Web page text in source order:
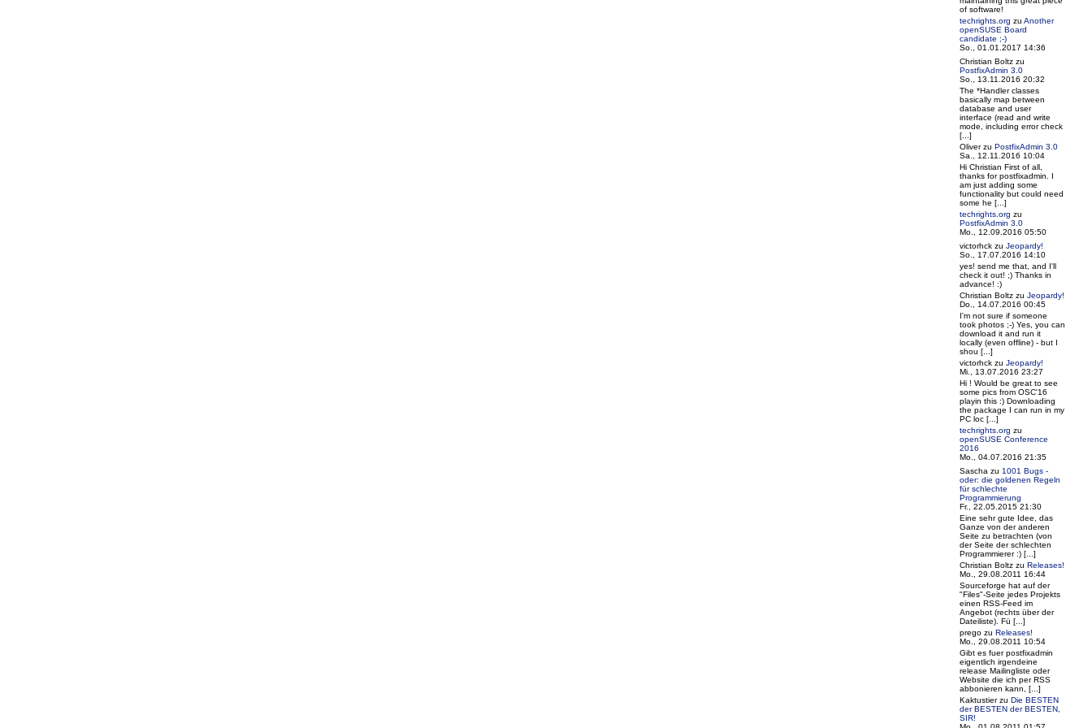
of software!
techrights.org zu Another
openSUSE Board
candidate ;-)
So., 01.01.2017 14:36
Christian Boltz zu
PostfixAdmin 3.0
So., 13.11.2016 20:32
The *Handler classes
basically map between
database and user
interface (read and write
mode, including error check
[...]
Oliverzu PostfixAdmin 3.0
Sa., 12.11.2016 10:04
Hi Christian First of all,
thanks for postfixadmin. I
am just adding some
functionality but could need
some he [...]
techrights.org zu
PostfixAdmin 3.0
Mo., 12.09.2016 05:50
victorhck zu Jeopardy!
So., 17.07.2016 14:10
yes! send me that, and I'll
check it out! ;) Thanks in
advance! :)
Christian Boltz zu Jeopardy!
Do., 14.07.2016 00:45
I'm not sure if someone
took photos ;-) Yes, you can
download it and run it
locally (even offline) - but I
shou [...]
victorhck zu Jeopardy!
Mi., 13.07.2016 23:27
Hi ! Would be great to see
some pics from OSC'16
playin this :) Downloading
the package I can run in my
PC loc [...]
techrights.org zu
openSUSE Conference
2016
Mo., 04.07.2016 21:35
Sascha zu 1001 Bugs -
oder: die goldenen Regeln
für schlechte
Programmierung
Fr., 22.05.2015 21:30
Eine sehr gute Idee, das
Ganze von der anderen
Seite zu betrachten (von
der Seite der schlechten
Programmierer :) [...]
Christian Boltz zu Releases!
Mo., 29.08.2011 16:44
Sourceforge hat auf der
"Files"-Seite jedes Projekts
einen RSS-Feed im
Angebot (rechts über der
Dateiliste). Fü [...]
prego zu Releases!
Mo., 29.08.2011 10:54
Gibt es fuer postfixadmin
eigentlich irgendeine
release Mailingliste oder
Website die ich per RSS
abbonieren kann, [...]
Kaktustierzu Die BESTEN
der BESTEN der BESTEN,
SIR!